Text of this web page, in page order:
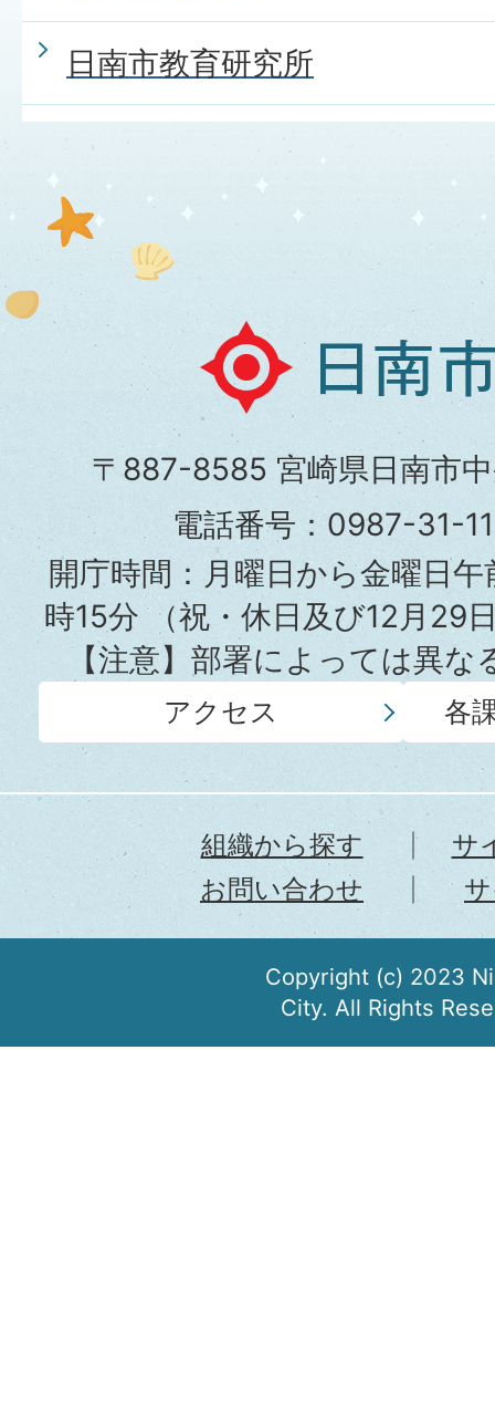
日南市教育研究所
日
南
市
役
所
〒887-8585 宮崎県日南市
電話番号：0987-31-
開庁時間：月曜日から金曜日
時15分（祝・休日及び12月29
【注意】部署によっては異
アクセス 各
組織から探す
サ
お問い合わせ
Copyright (c) 2023
City. All Rights